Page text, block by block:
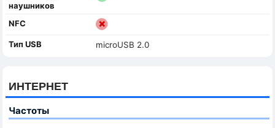
наушников
NFC
Тип USB microUSB 2.0
ИНТЕРНЕТ
Частоты